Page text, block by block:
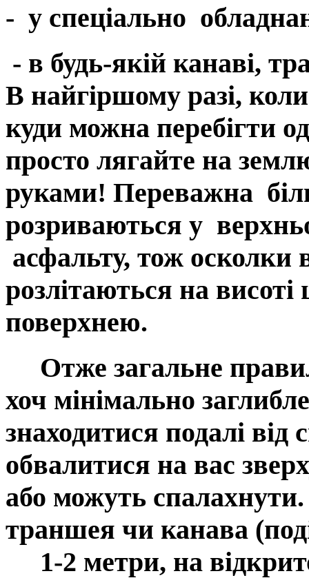
- у спеціально
- в будь-якій канаві,
В найгіршому разі,
куди можна перебігти
просто лягайте на
руками! Переважна
розриваються у
асфальту, тож осколки
розлітаються на
поверхнею.
Отже загальне
хоч мінімально
знаходитися подалі від
обвалитися на вас
або можуть
траншея чи канава
1-2 метри, на